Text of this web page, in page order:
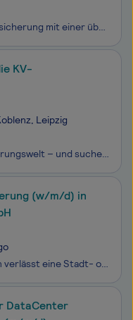
Wir sind die DEVK. Eine Versicherung mit einer über 135 Jahre langen Geschichte, rund 7.500 Mitarbeitenden und 4,2 Millionen Kundinnen und Kunden. Wir sind überzeugt davon, dass ein besseres Arbeiten zu einem besseren Leben führt. Verantwortung zu tragen, liegt in unserer DNA – und die tragen wir al
KV-
Leipzig
Wir verändern die Versicherungswelt – und suchen dich, um die Zukunft mitzugestalten. Als einer der größten deutschen Versicherer und Finanzdienstleister mit Hauptsitz in Hamburg und Dortmund haben wir uns in den letzten Jahren grundlegend transformiert. Unsere moderne und agile Arbeitswelt, in der
(w/m/d) in
In regelmäßigen Abständen verlässt eine Stadt- oder Straßenbahn unser Werk, um in den Städten Dortmund, Würzburg und zukünftig auch in Leipzig durchs Netz zu fahren. Bis hierher sind es viele Schritte, die zu einer erfolgreichen und termingerechten Auslieferung der Bahnen führen. Als Projektleiter:i
DataCenter